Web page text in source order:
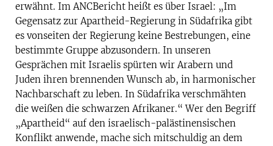
erwähnt. Im ANC­Bericht heißt es über Israel: „Im
Gegensatz zur Apartheid-Regierung in Südafrika gibt
es vonseiten der Regierung keine Bestrebungen, eine
bestimmte Gruppe abzusondern. In unseren
Gesprächen mit Israelis spürten wir Arabern und
Juden ihren brennenden Wunsch ab, in harmonischer
Nachbarschaft zu leben. In Südafrika verschmähten
die weißen die schwarzen Afrikaner.“ Wer den Begriff
„Apartheid“ auf den israelisch-palästinensischen
Konflikt anwende, mache sich mitschuldig an dem